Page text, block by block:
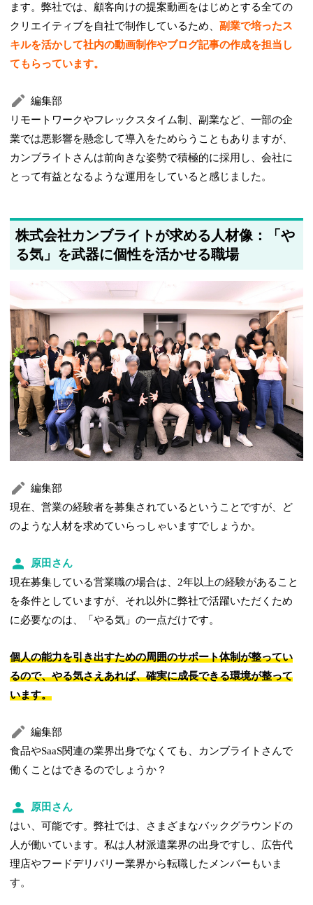
ます。弊社では、顧客向けの提案動画をはじめとする全ての
クリエイティブを自社で制作しているため、副業で培ったス
キルを活かして社内の動画制作やブログ記事の作成を担当し
てもらっています。
編集部
リモートワークやフレックスタイム制、副業など、一部の企
業では悪影響を懸念して導入をためらうこともありますが、
カンブライトさんは前向きな姿勢で積極的に採用し、会社に
とって有益となるような運用をしていると感じました。
株式会社カンブライトが求める人材像：「や
る気」を武器に個性を活かせる職場
編集部
現在、営業の経験者を募集されているということですが、ど
のような人材を求めていらっしゃいますでしょうか。
原田さん
現在募集している営業職の場合は、2年以上の経験があること
を条件としていますが、それ以外に弊社で活躍いただくため
に必要なのは、「やる気」の一点だけです。
個人の能力を引き出すための周囲のサポート体制が整ってい
るので、やる気さえあれば、確実に成長できる環境が整って
います。
編集部
食品やSaaS関連の業界出身でなくても、カンブライトさんで
働くことはできるのでしょうか？
原田さん
はい、可能です。弊社では、さまざまなバックグラウンドの
人が働いています。私は人材派遣業界の出身ですし、広告代
理店やフードデリバリー業界から転職したメンバーもいま
す。